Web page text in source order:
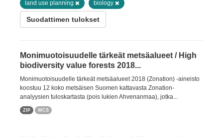
land use planning biology
Suodattimen tulokset
Monimuotoisuudelle tärkeät metsäalueet / High
biodiversity value forests 2018...
Monimuotoisuudelle tärkeät metsäalueet 2018 (Zonation) -aineisto
koostuu 12 koko metsäisen Suomen kattavasta Zonation-
analyysien tuloskartasta (pois lukien Ahvenanmaa), jotka...
ZIP WCS